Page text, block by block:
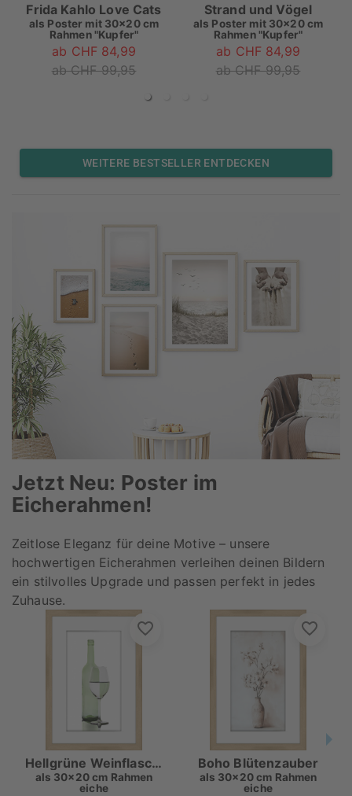
Frida Kahlo Love Cats
als Poster mit 30x20 cm
Rahmen "Kupfer"
ab CHF 84,99
ab CHF 99,95
Strand und Vögel
als Poster mit 30x20 cm
Rahmen "Kupfer"
ab CHF 84,99
ab CHF 99,95
WEITERE BESTSELLER ENTDECKEN
Jetzt Neu: Poster im
Eicherahmen!
Zeitlose Eleganz für deine Motive – unsere
hochwertigen Eicherahmen verleihen deinen Bildern
ein stilvolles Upgrade und passen perfekt in jedes
Zuhause.
Hellgrüne Weinflasche mit Glas
als 30x20 cm Rahmen
eiche
Boho Blütenzauber
als 30x20 cm Rahmen
eiche